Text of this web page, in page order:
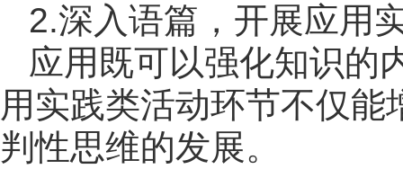
2.深入语篇，开展应用
应用既可以强化知识的
用实践类活动环节不仅
判性思维的发展。